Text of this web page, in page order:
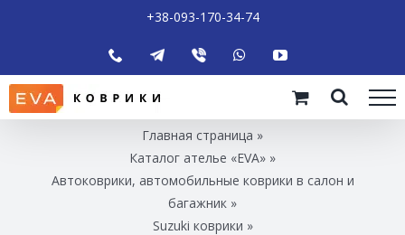
+38-093-170-34-74
Главная страница »
Каталог ателье «EVA» »
Автоковрики, автомобильные коврики в салон и
багажник »
Suzuki коврики »